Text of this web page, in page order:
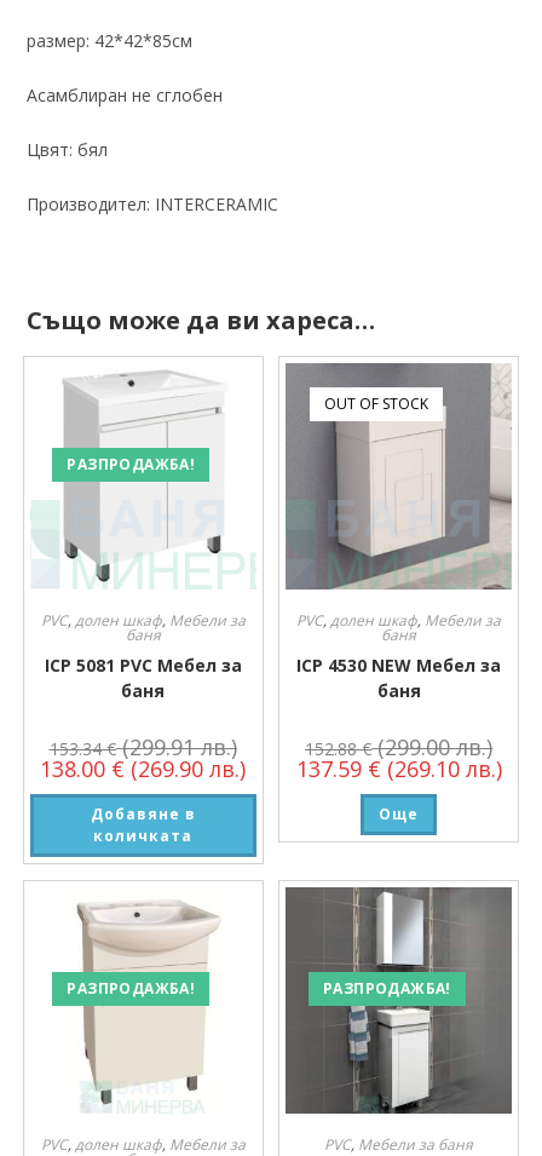
размер: 42*42*85см
Асамблиран не сглобен
Цвят: бял
Производител: INTERCERAMIC
Също може да ви хареса…
РАЗПРОДАЖБА!
PVC,долен шкаф, Мебели за
баня
ICP 5081 PVC Мебел за
баня
153.34€ (299.91 лв.)
138.00 € (269.90 лв.)
Добавяне в
количката
OUT OF STOCK
PVC,долен шкаф, Мебели за
баня
ICP 4530 NEW Мебел за
баня
152.88€ (299.00 лв.)
137.59 € (269.10 лв.)
Още
РАЗПРОДАЖБА!
PVC,долен шкаф, Мебели за
РАЗПРОДАЖБА!
PVC, Мебели за баня